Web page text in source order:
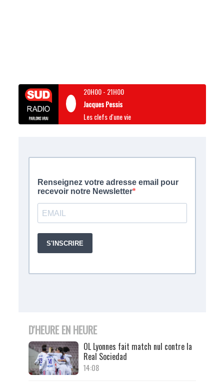
20H00- 21H00
Jacques Pessis
Les clefs d'une vie
D'HEURE EN HEURE
OL Lyonnes fait match nul contre la
Real Sociedad
14:08